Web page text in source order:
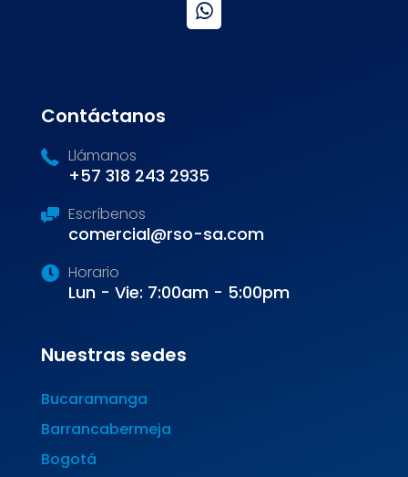
Contáctanos
Llámanos
+57 318 243 2935
Escríbenos
comercial@rso-sa.com
Horario
Lun - Vie: 7:00am - 5:00pm
Nuestras sedes
Bucaramanga
Barrancabermeja
Bogotá